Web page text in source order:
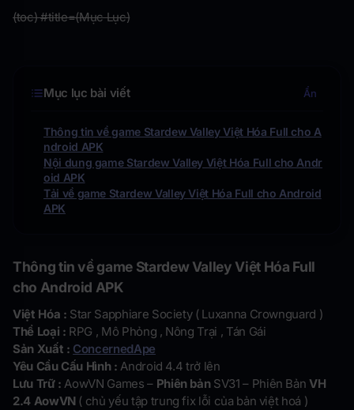
(toc) #title=(Mục Lục)
Mục lục bài viết Ẩn
Thông tin về game Stardew Valley Việt Hóa Full cho A
ndroid APK
Nội dung game Stardew Valley Việt Hóa Full cho Andr
oid APK
Tải về game Stardew Valley Việt Hóa Full cho Android
APK
Thông tin về game Stardew Valley Việt Hóa Full
cho Android APK
Việt Hóa : Star Sapphiare Society ( Luxanna Crownguard )
Thể Loại : RPG , Mô Phỏng , Nông Trại , Tán Gái
Sản Xuất : ConcernedApe
Yêu Cầu Cấu Hình :Android 4.4 trở lên
Lưu Trữ :AowVN Games – Phiên bảnSV31 – Phiên Bản VH
2.4 AowVN( chủ yếu tập trung fix lỗi của bản việt hoá )